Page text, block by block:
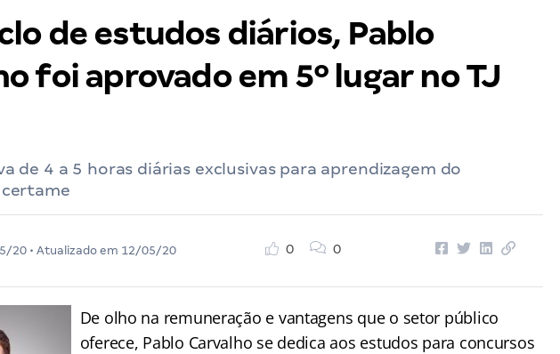
de estudos diários, Pablo
foi aprovado em 5º lugar no TJ
de 4 a 5 horas diárias exclusivas para aprendizagem do
20• Atualizado em 12/05/20
0 0
De olho na remuneração e vantagens que o setor público
oferece, Pablo Carvalho se dedica aos estudos para concursos